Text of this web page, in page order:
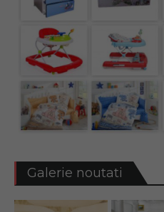
Galerie noutati